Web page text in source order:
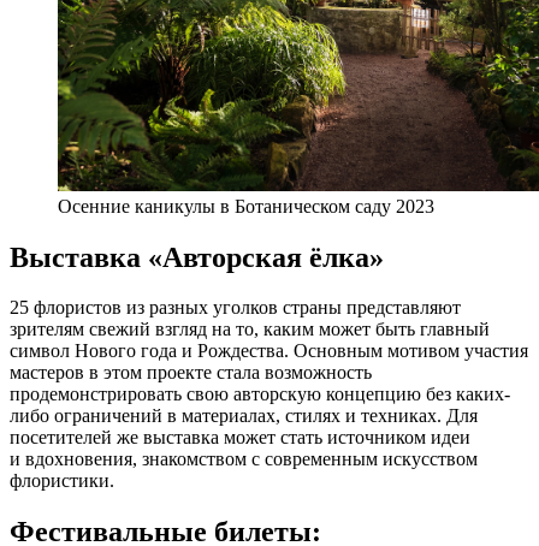
Осенние каникулы в Ботаническом саду 2023
Выставка «Авторская ёлка»
25 флористов из разных уголков страны представляют
зрителям свежий взгляд на то, каким может быть главный
символ Нового года и Рождества. Основным мотивом участия
мастеров в этом проекте стала возможность
продемонстрировать свою авторскую концепцию без каких-
либо ограничений в материалах, стилях и техниках. Для
посетителей же выставка может стать источником идеи
и вдохновения, знакомством с современным искусством
флористики.
Фестивальные билеты: